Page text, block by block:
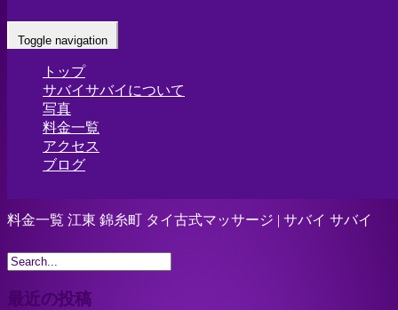
Toggle navigation
トップ
サバイサバイについて
写真
料金一覧
アクセス
ブログ
料金一覧 江東 錦糸町 タイ古式マッサー
ジ | サバイ サバイ
--料金一…
料金一覧 江東 錦糸町 タイ古式マッサージ | サバイ サバイ
最近の投稿